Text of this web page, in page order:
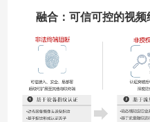
融合：可信可控的视